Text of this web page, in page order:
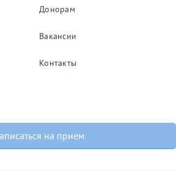
Донорам
Вакансии
Контакты
на прием